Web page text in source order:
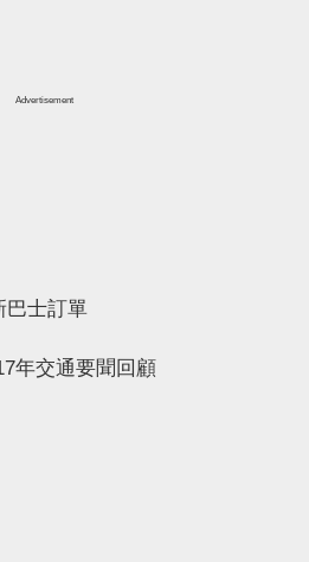
Advertisement
巴士訂單
年交通要聞回顧